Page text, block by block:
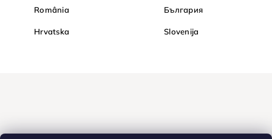
România България
Hrvatska Slovenija